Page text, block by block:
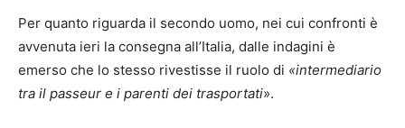
Per quanto riguarda il secondo uomo, nei cui confronti è
avvenuta ieri la consegna all’Italia, dalle indagini è
emerso che lo stesso rivestisse il ruolo di «intermediario
tra il passeur e i parenti dei trasportati».